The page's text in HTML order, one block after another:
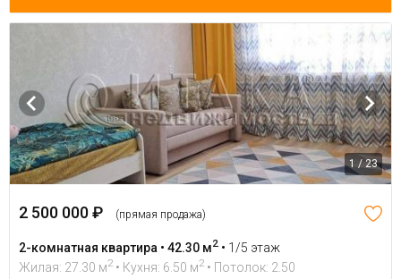
1 / 23
2 500 000 ₽ (прямая продажа)
2-комнатная квартира • 42.30 м2 • 1/5 этаж
Жилая: 27.30 м2 • Кухня: 6.50 м2 • Потолок: 2.50